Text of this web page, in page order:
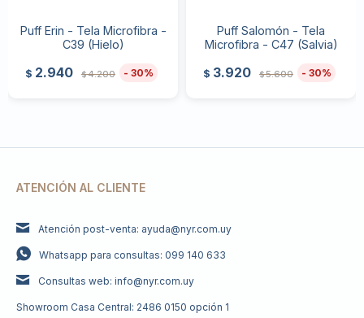
Puff Erin - Tela Microfibra -
C39 (Hielo)
$ 2.940 $4.200 30
Puff Salomón - Tela
Microfibra - C47 (Salvia)
$ 3.920 $5.600 30
ATENCIÓN AL CLIENTE
Atención post-venta: ayuda@nyr.com.uy
Whatsapp para consultas: 099 140 633
Consultas web: info@nyr.com.uy
Showroom Casa Central: 2486 0150 opción 1